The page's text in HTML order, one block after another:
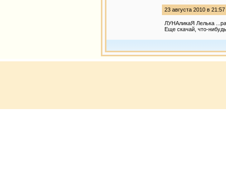
23 августа 2010 в 21:57
ЛУНАликаЯ Лелька
Еще скачай, что-